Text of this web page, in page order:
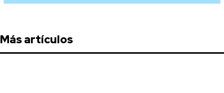
Más artículos